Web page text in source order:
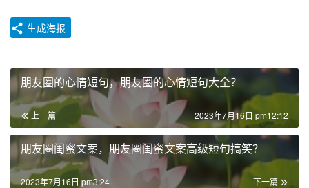
生成海报
朋友圈的心情短句，朋友圈的心情短句大全？
上一篇 2023年7月16日 pm12:12
朋友圈闺蜜文案，朋友圈闺蜜文案高级短句搞笑？
下一篇
2023年7月16日 pm3:24